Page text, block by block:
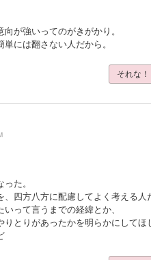
が強いってのがきがかり。
には翻さない人だから。
それな！
た。
、四方八方に配慮してよく考える人
って言うまでの経緯とか、
とりがあったかを明らかにしてほ